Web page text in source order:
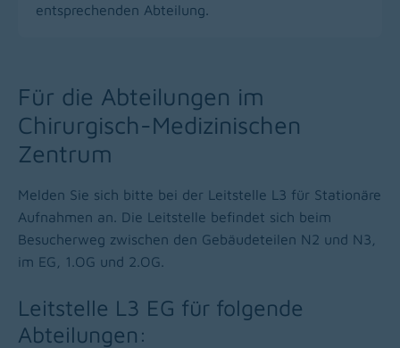
entsprechenden Abteilung.
Für die Abteilungen im
Chirurgisch-Medizinischen
Zentrum
Melden Sie sich bitte bei der Leitstelle L3 für Stationäre
Aufnahmen an. Die Leitstelle befindet sich beim
Besucherweg zwischen den Gebäudeteilen N2 und N3,
im EG, 1.OG und 2.OG.
Leitstelle L3 EG für folgende
Abteilungen: